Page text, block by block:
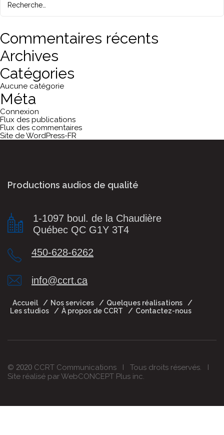
l’article
pour :
Recherche
Commentaires récents
Archives
Catégories
Aucune catégorie
Méta
Connexion
Flux des publications
Flux des commentaires
Site de WordPress-FR
Productions audios de qualité
1-1097 boul. de la Chaudière
Québec QC G1Y 3T4
450-628-6262
info@ccrt.ca
Accueil Nos services
Quelques réalisations
Les studios
À propos de CCRT Contactez-nous
© 2020 CCRT Communications I Tous droits réservés. I
Site réalisé parWebCONCEPT Plus inc.